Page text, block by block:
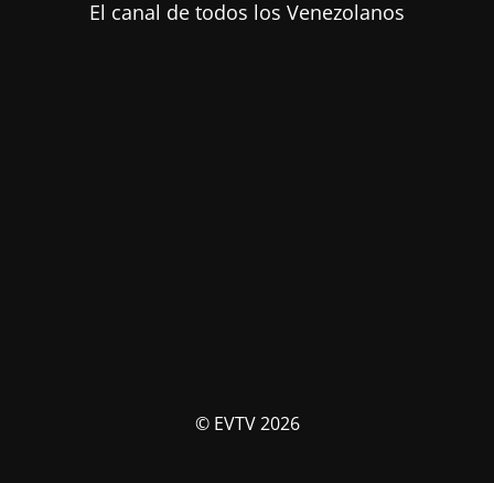
El canal de todos los Venezolanos
© EVTV 2026